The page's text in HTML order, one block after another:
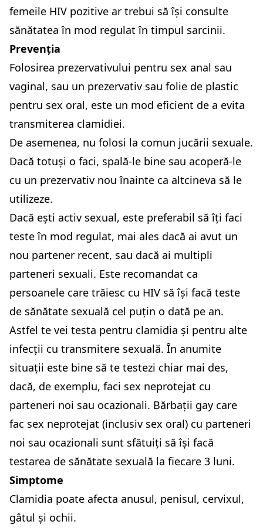
femeile HIV pozitive ar trebui să își consulte
sănătatea în mod regulat în timpul sarcinii.
Prevenția
Folosirea prezervativului pentru sex anal sau
vaginal, sau un prezervativ sau folie de plastic
pentru sex oral, este un mod eficient de a evita
transmiterea clamidiei.
De asemenea, nu folosi la comun jucării sexuale.
Dacă totuși o faci, spală-le bine sau acoperă-le
cu un prezervativ nou înainte ca altcineva să le
utilizeze.
Dacă ești activ sexual, este preferabil să îți faci
teste în mod regulat, mai ales dacă ai avut un
nou partener recent, sau dacă ai multipli
parteneri sexuali. Este recomandat ca
persoanele care trăiesc cu HIV să își facă teste
de sănătate sexuală cel puțin o dată pe an.
Astfel te vei testa pentru clamidia și pentru alte
infecții cu transmitere sexuală. În anumite
situații este bine să te testezi chiar mai des,
dacă, de exemplu, faci sex neprotejat cu
parteneri noi sau ocazionali. Bărbații gay care
fac sex neprotejat (inclusiv sex oral) cu parteneri
noi sau ocazionali sunt sfătuiți să își facă
testarea de sănătate sexuală la fiecare 3 luni.
Simptome
Clamidia poate afecta anusul, penisul, cervixul,
gâtul și ochii.